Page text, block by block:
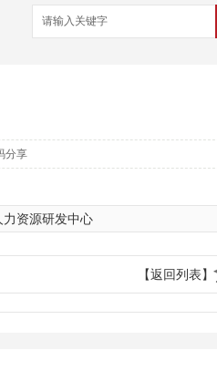
分享
力资源研发中心
【返回列表】